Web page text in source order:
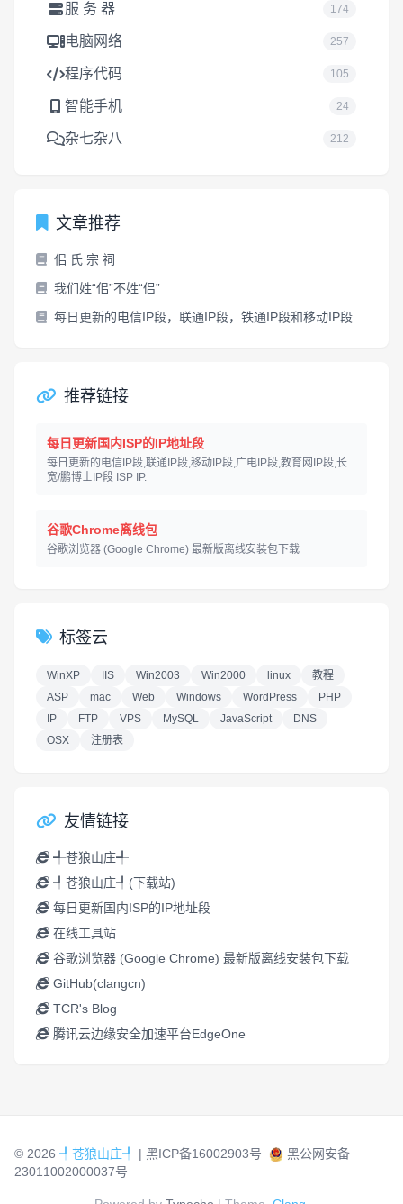
服 务 器 174
电脑网络 257
程序代码 105
智能手机 24
杂七杂八 212
文章推荐
佀 氏 宗 祠
我们姓“佀”不姓“侣”
每日更新的电信IP段，联通IP段，铁通IP段和移动IP段
推荐链接
每日更新国内ISP的IP地址段
每日更新的电信IP段,联通IP段,移动IP段,广电IP段,教育网IP段,长
宽/鹏博士IP段 ISP IP.
谷歌Chrome离线包
谷歌浏览器 (Google Chrome) 最新版离线安装包下载
标签云
WinXP IIS Win2003 Win2000 linux
教程
ASP
mac Web Windows WordPress
PHP
IP
FTP VPS MySQL JavaScript
DNS
OSX
注册表
友情链接
╃苍狼山庄╃
╃苍狼山庄╃(下载站)
每日更新国内ISP的IP地址段
在线工具站
谷歌浏览器 (Google Chrome) 最新版离线安装包下载
GitHub(clangcn)
TCR's Blog
腾讯云边缘安全加速平台EdgeOne
© 2026 ╃苍狼山庄╃ | 黑ICP备16002903号
黑公网安备
23011002000037号